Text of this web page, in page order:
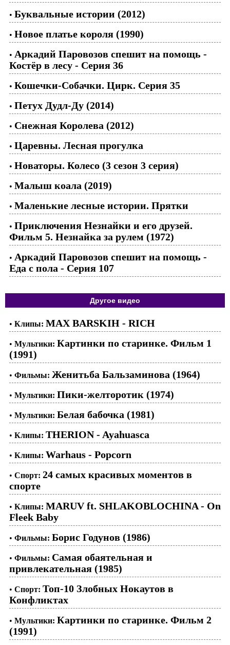
• Буквальные истории (2012)
• Новое платье короля (1990)
• Аркадий Паровозов спешит на помощь -
Костёр в лесу - Серия 36
• Кошечки-Собачки. Цирк. Серия 35
• Петух Дудл-Ду (2014)
• Снежная Королева (2012)
• Царевны. Лесная прогулка
• Новаторы. Колесо (3 сезон 3 серия)
• Малыш коала (2019)
• Маленькие лесные истории. Прятки
• Приключения Незнайки и его друзей.
Фильм 5. Незнайка за рулем (1972)
• Аркадий Паровозов спешит на помощь -
Еда с пола - Серия 107
Другое видео
• Клипы: MAX BARSKIH - RICH
• Мультики: Картинки по старинке. Фильм 1
(1991)
• Фильмы: Женитьба Бальзаминова (1964)
• Мультики: Пики-желторотик (1974)
• Мультики: Белая бабочка (1981)
• Клипы: THERION - Ayahuasca
• Клипы: Warhaus - Popcorn
• Спорт: 24 самых красивых моментов в
спорте
• Клипы: MARUV ft. SHLAKOBLOCHINA - On
Fleek Baby
• Фильмы: Борис Годунов (1986)
• Фильмы: Самая обаятельная и
привлекательная (1985)
• Спорт: Топ-10 Злобных Нокаутов в
Конфликтах
• Мультики: Картинки по старинке. Фильм 2
(1991)